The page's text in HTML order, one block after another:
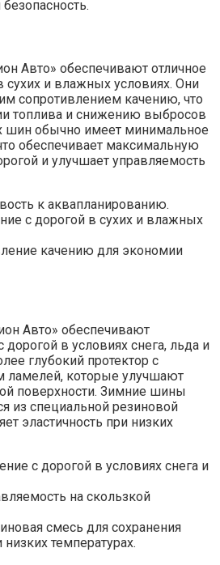
Авто» обеспечивают отличное
сухих и влажных условиях. Они
сопротивлением качению, что
топлива и снижению выбросов
шин обычно имеет минимальное
обеспечивает максимальную
и улучшает управляемость
к аквапланированию.
с дорогой в сухих и влажных
качению для экономии
Авто» обеспечивают
в условиях снега, льда и
глубокий протектор с
ламелей, которые улучшают
поверхности. Зимние шины
из специальной резиновой
эластичность при низких
с дорогой в условиях снега и
на скользкой
смесь для сохранения
низких температурах.